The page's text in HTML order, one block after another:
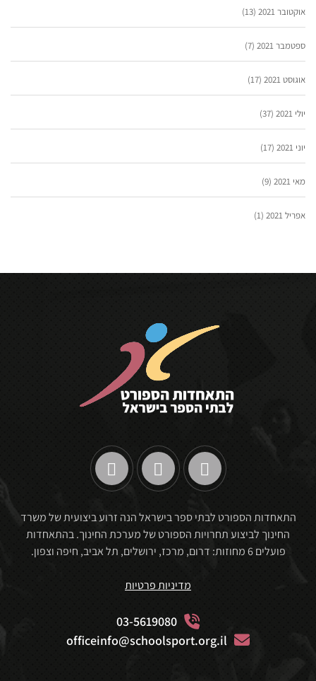
אוקטובר 2021 (13)
ספטמבר 2021 (7)
אוגוסט 2021 (17)
יולי 2021 (37)
יוני 2021 (17)
מאי 2021 (9)
אפריל 2021 (1)
התאחדות הספורט לבתי ספר בישראל הנה זרוע ביצועית של משרד
החינוך לביצוע תחרויות הספורט של מערכת החינוך. בהתאחדות
פועלים 6 מחוזות: דרום, מרכז, ירושלים, תל אביב, חיפה וצפון.
מדיניות פרטיות
03-5619080
officeinfo@schoolsport.org.il